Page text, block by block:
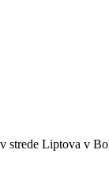
strede Liptova v